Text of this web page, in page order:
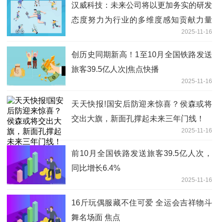
汉威科技：未来公司将以更加务实的研发
态度努力为行业的多维度感知贡献力量
2025-11-16
创历史同期新高！1至10月全国铁路发送
旅客39.5亿人次|焦点快播
2025-11-16
天天快报!国安后防迎来惊喜？侯森或将
交出大旗，新面孔撑起未来三年门线！
2025-11-16
前10月全国铁路发送旅客39.5亿人次，
同比增长6.4%
2025-11-16
16斤玩偶服藏不住可爱 全运会吉祥物斗
舞名场面 焦点